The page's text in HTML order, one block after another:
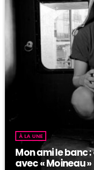
À LA UNE
Mon ami le banc
avec « Moineau »